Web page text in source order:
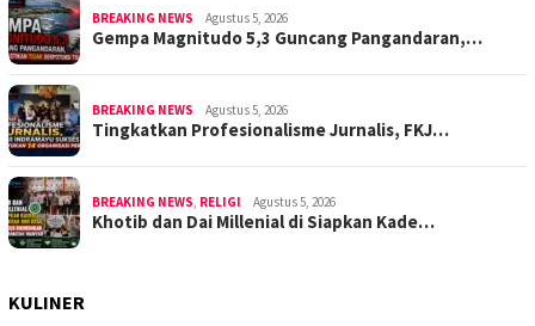
BREAKING NEWS Agustus 5, 2026
Gempa Magnitudo 5,3 Guncang Pangandaran,…
BREAKING NEWS Agustus 5, 2026
Tingkatkan Profesionalisme Jurnalis, FKJ…
BREAKING NEWS RELIGI Agustus 5, 2026
Khotib dan Dai Millenial di Siapkan Kade…
KULINER